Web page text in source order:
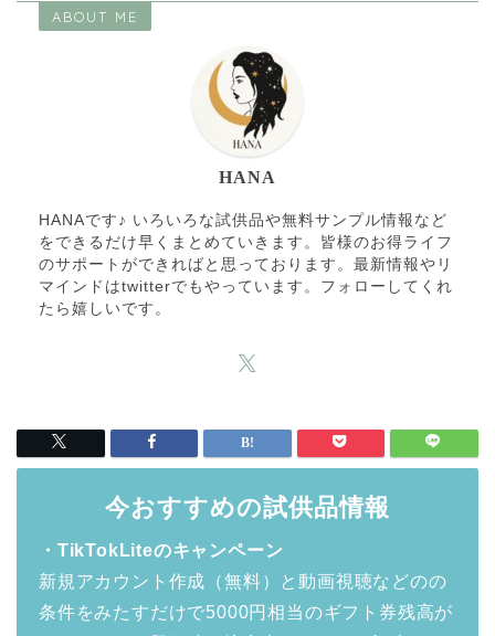
ABOUT ME
HANA
HANAです♪ いろいろな試供品や無料サンプル情報など
をできるだけ早くまとめていきます。皆様のお得ライフ
のサポートができればと思っております。最新情報やリ
マインドはtwitterでもやっています。フォローしてくれ
たら嬉しいです。
今おすすめの試供品情報
・TikTokLiteのキャンペーン
新規アカウント作成（無料）と動画視聴などのの
条件をみたすだけで5000円相当のギフト券残高が